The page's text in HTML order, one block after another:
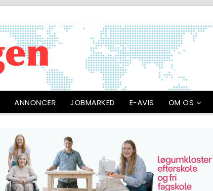
ANNONCER JOBMARKED E-AVIS OM OS